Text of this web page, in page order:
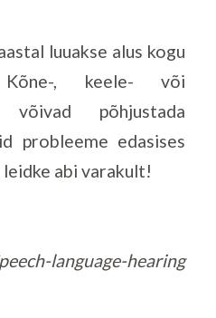
luuakse alus kogu
, keele- või
võivad põhjustada
probleeme edasises
leidke abi varakult!
language-hearing